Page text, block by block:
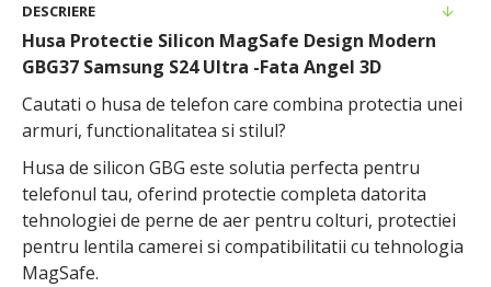
DESCRIERE
Husa Protectie Silicon MagSafe Design Modern
GBG37 Samsung S24 Ultra -Fata Angel 3D
Cautati o husa de telefon care combina protectia unei
armuri, functionalitatea si stilul?
Husa de silicon GBG este solutia perfecta pentru
telefonul tau, oferind protectie completa datorita
tehnologiei de perne de aer pentru colturi, protectiei
pentru lentila camerei si compatibilitatii cu tehnologia
MagSafe.